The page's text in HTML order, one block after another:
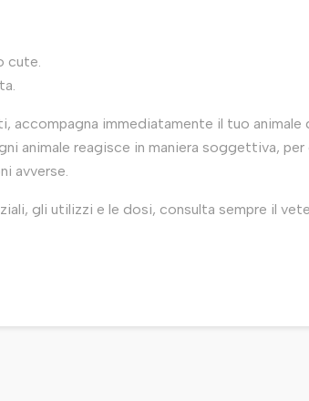
cute.
accompagna immediatamente il tuo animale
animale reagisce in maniera soggettiva,
avverse.
gli utilizzi e le dosi, consulta sempre il